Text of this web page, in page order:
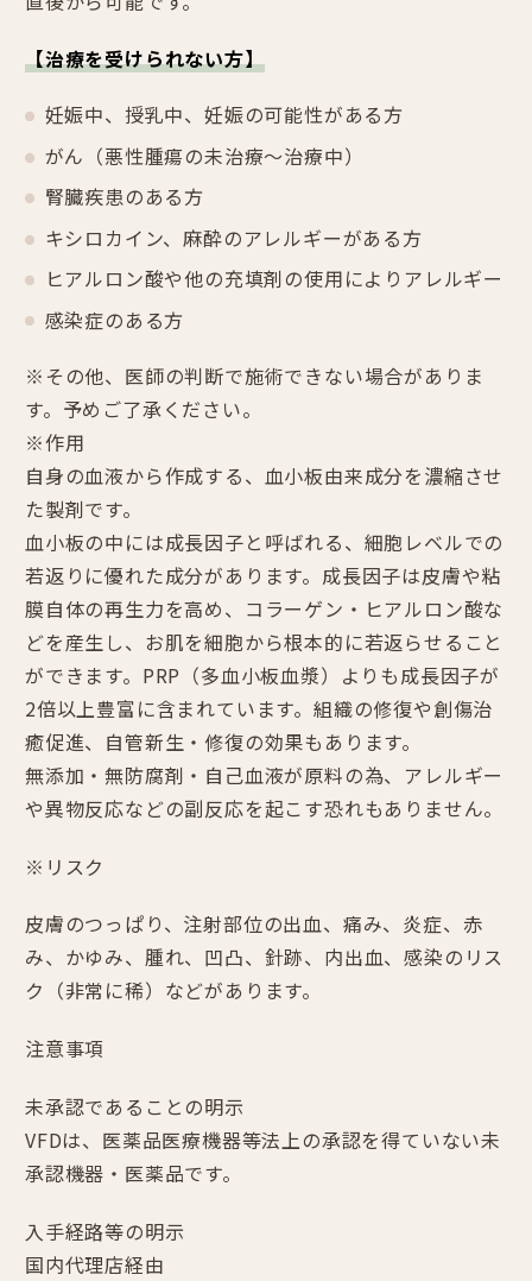
【治療を受けられない方】
妊娠中、授乳中、妊娠の可能性がある方
がん（悪性腫瘍の未治療～治療中）
腎臓疾患のある方
キシロカイン、麻酔のアレルギーがある方
ヒアルロン酸や他の充填剤の使用によりアレルギー
感染症のある方
※その他、医師の判断で施術できない場合がありま
す。予めご了承ください。
※作用
自身の血液から作成する、血小板由来成分を濃縮させ
た製剤です。
血小板の中には成長因子と呼ばれる、細胞レベルでの
若返りに優れた成分があります。成長因子は皮膚や粘
膜自体の再生力を高め、コラーゲン・ヒアルロン酸な
どを産生し、お肌を細胞から根本的に若返らせること
ができます。PRP（多血小板血漿）よりも成長因子が
2倍以上豊富に含まれています。組織の修復や創傷治
癒促進、自管新生・修復の効果もあります。
無添加・無防腐剤・自己血液が原料の為、アレルギー
や異物反応などの副反応を起こす恐れもありません。
※リスク
皮膚のつっぱり、注射部位の出血、痛み、炎症、赤
み、かゆみ、腫れ、凹凸、針跡、内出血、感染のリス
ク（非常に稀）などがあります。
注意事項
未承認であることの明示
VFDは、医薬品医療機器等法上の承認を得ていない未
承認機器・医薬品です。
入手経路等の明示
国内代理店経由